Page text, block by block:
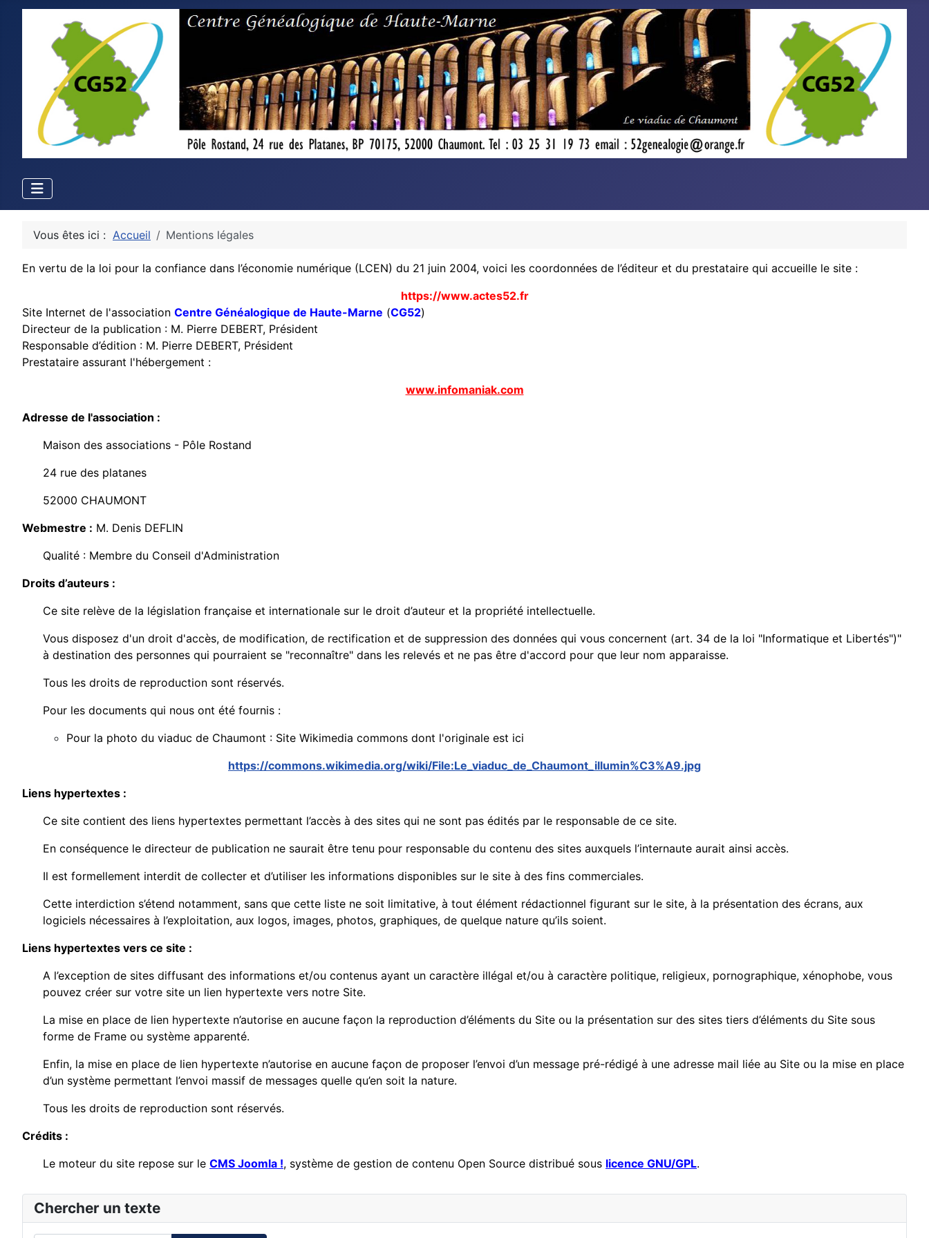
Chercher un texte
Vous êtes ici : Accueil Mentions légales
En vertu de la loi pour la confiance dans l’économie numérique (LCEN) du 21 juin 2004, voici les coordonnées de l’éditeur et du prestataire qui accueille le site :
https://www.actes52.fr
Site Internet de l'association Centre Généalogique de Haute-Marne (CG52)
Directeur de la publication : M. Pierre DEBERT, Président
Responsable d’édition : M. Pierre DEBERT, Président
Prestataire assurant l'hébergement :
www.infomaniak.com
Adresse de l'association :
Maison des associations - Pôle Rostand
24 rue des platanes
52000 CHAUMONT
Webmestre : M. Denis DEFLIN
Qualité : Membre du Conseil d'Administration
Droits d’auteurs :
Ce site relève de la législation française et internationale sur le droit d’auteur et la propriété intellectuelle.
Vous disposez d'un droit d'accès, de modification, de rectification et de suppression des données qui vous concernent (art. 34 de la loi "Informatique et Libertés")"
à destination des personnes qui pourraient se "reconnaître" dans les relevés et ne pas être d'accord pour que leur nom apparaisse.
Tous les droits de reproduction sont réservés.
Pour les documents qui nous ont été fournis :
Pour la photo du viaduc de Chaumont : Site Wikimedia commons dont l'originale est ici
https://commons.wikimedia.org/wiki/File:Le_viaduc_de_Chaumont_illumin%C3%A9.jpg
Liens hypertextes :
Ce site contient des liens hypertextes permettant l’accès à des sites qui ne sont pas édités par le responsable de ce site.
En conséquence le directeur de publication ne saurait être tenu pour responsable du contenu des sites auxquels l’internaute aurait ainsi accès.
Il est formellement interdit de collecter et d’utiliser les informations disponibles sur le site à des fins commerciales.
Cette interdiction s’étend notamment, sans que cette liste ne soit limitative, à tout élément rédactionnel figurant sur le site, à la présentation des écrans, aux
logiciels nécessaires à l’exploitation, aux logos, images, photos, graphiques, de quelque nature qu’ils soient.
Liens hypertextes vers ce site :
A l’exception de sites diffusant des informations et/ou contenus ayant un caractère illégal et/ou à caractère politique, religieux, pornographique, xénophobe, vous
pouvez créer sur votre site un lien hypertexte vers notre Site.
La mise en place de lien hypertexte n’autorise en aucune façon la reproduction d’éléments du Site ou la présentation sur des sites tiers d’éléments du Site sous
forme de Frame ou système apparenté.
Enfin, la mise en place de lien hypertexte n’autorise en aucune façon de proposer l’envoi d’un message pré-rédigé à une adresse mail liée au Site ou la mise en place
d’un système permettant l’envoi massif de messages quelle qu’en soit la nature.
Tous les droits de reproduction sont réservés.
Crédits :
Le moteur du site repose sur le CMS Joomla !, système de gestion de contenu Open Source distribué sous licence GNU/GPL.